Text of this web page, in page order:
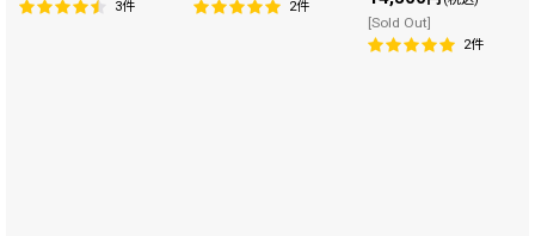
3件 2件
[Sold Out]
2件